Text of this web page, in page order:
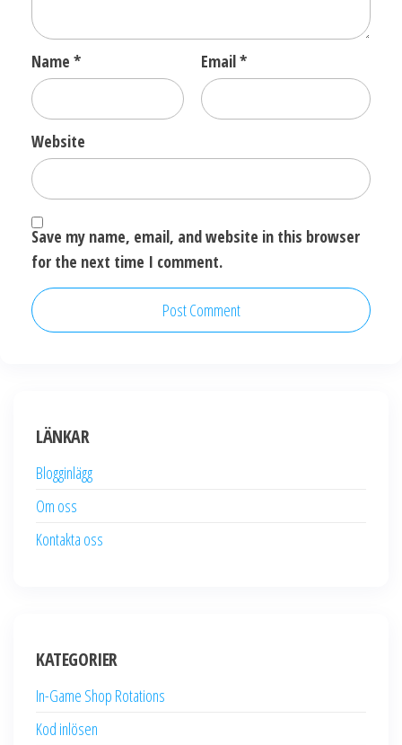
Name * Email*
Website
Save my name, email, and website in this browser
for the next time I comment.
LÄNKAR
Blogginlägg
Om oss
Kontakta oss
KATEGORIER
In-Game Shop Rotations
Kod inlösen